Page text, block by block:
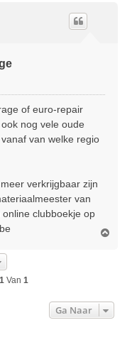
of euro-repair
nog vele oude
van welke regio
verkrijgbaar zijn
van
clubboekje op
1Van 1
Ga Naar